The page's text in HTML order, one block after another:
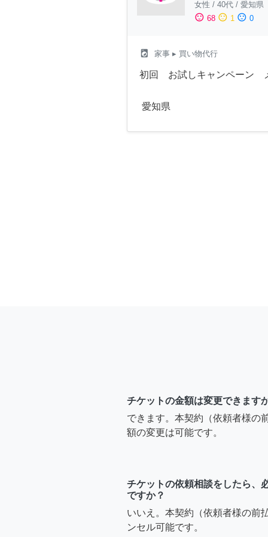
女性 / 40代 / 愛知県
sentiment_satisfied 68 sentiment_neutral 1 sentiment_dissatisfied 0
local_laundry_service 家事 ▸ 買い物代行
初回 お試しキャンペーン
愛知県
チケットの金額は変更できます
できます。本契約（依頼者様の
額の変更は可能です。
チケットの依頼相談をしたら、
ですか？
いいえ。本契約（依頼者様の前
ンセル可能です。